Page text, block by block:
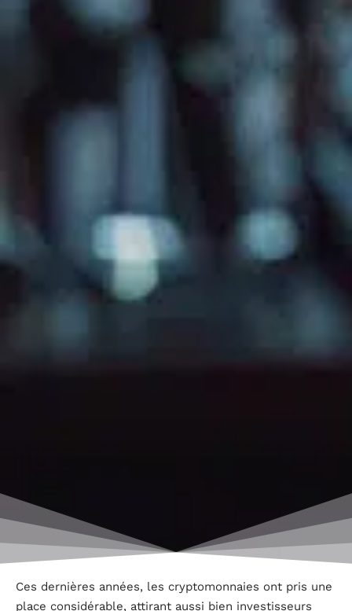
Ces dernières années, les cryptomonnaies ont pris une
place considérable, attirant aussi bien investisseurs